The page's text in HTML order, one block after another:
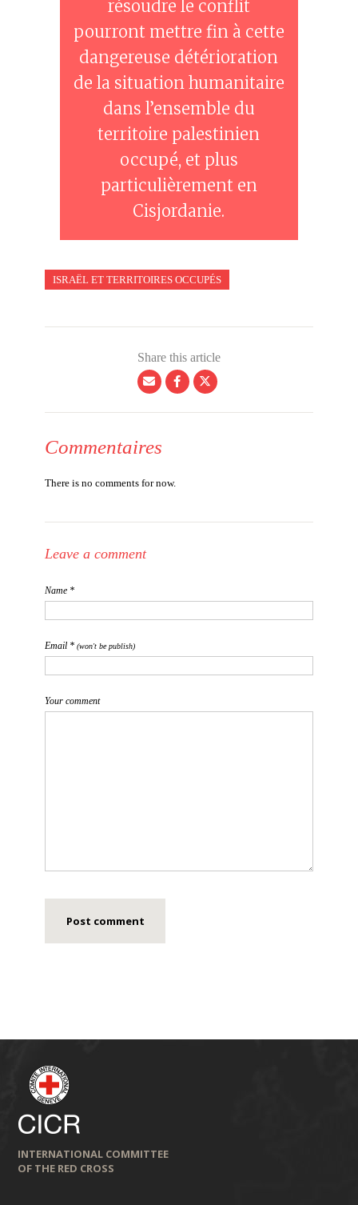
résoudre le conflit
pourront mettre fin à cette
dangereuse détérioration
de la situation humanitaire
dans l’ensemble du
territoire palestinien
occupé, et plus
particulièrement en
Cisjordanie.
ISRAËL ET TERRITOIRES OCCUPÉS
Share this article
Commentaires
There is no comments for now.
Leave a comment
Name *
Email * (won't be publish)
Your comment
INTERNATIONAL COMMITTEE
OF THE RED CROSS